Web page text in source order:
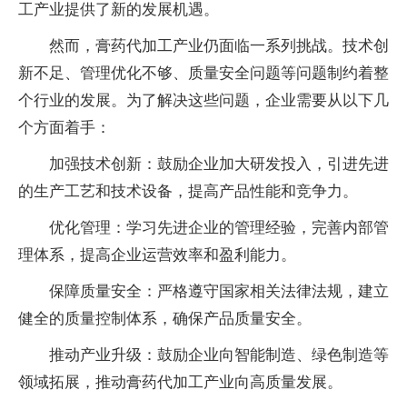
工产业提供了新的发展机遇。
然而， 膏药代加工产业仍面临一系列挑战。技术创
新不足、管理优化不够、质量安全问题等问题制约着整
个行业的发展。为了解决这些问题，企业需要从以下几
个方面着手：
加强技术创新：鼓励企业加大研发投入，引进先进
的生产工艺和技术设备，提高产品性能和竞争力。
优化管理：学习先进企业的管理经验，完善内部管
理体系，提高企业运营效率和盈利能力。
保障质量安全：严格遵守国家相关法律法规，建立
健全的质量控制体系，确保产品质量安全。
推动产业升级：鼓励企业向智能制造、绿色制造等
领域拓展，推动膏药代加工产业向高质量发展。